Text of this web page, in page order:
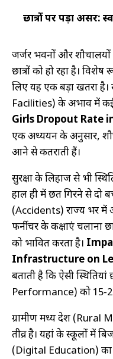
छात्रों पर पड़ा असर:
जर्जर भवनों और
छात्रों को हो रहा है।
लिए यह एक बड़ा खतरा
Facilities) के अभाव में
Girls Dropout Rate
एक अध्ययन के अनुसार,
आने से कतराती हैं।
सुरक्षा के लिहाज से भी
हाल ही में छत गिरने से दो
(Accidents) राज्य भर में
फर्नीचर के कक्षाएं चलाना
को प्रभावित करता है।
Infrastructure on
बताती है कि ऐसी स्थितियां
Performance) को 15-
ग्रामीण मध्य प्रदेश
तीव्र है। यहां के स्कूलों में
(Digital Education) का